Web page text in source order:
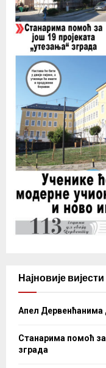
Најновије вијести
Апел Дервенћанима
Станарима помоћ за
зграда